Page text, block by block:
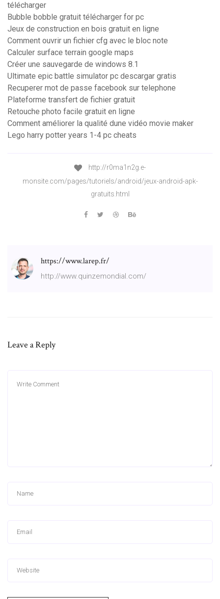
télécharger
Bubble bobble gratuit télécharger for pc
Jeux de construction en bois gratuit en ligne
Comment ouvrir un fichier cfg avec le bloc note
Calculer surface terrain google maps
Créer une sauvegarde de windows 8.1
Ultimate epic battle simulator pc descargar gratis
Recuperer mot de passe facebook sur telephone
Plateforme transfert de fichier gratuit
Retouche photo facile gratuit en ligne
Comment améliorer la qualité dune vidéo movie maker
Lego harry potter years 1-4 pc cheats
http://r0ma1n2g.e-
monsite.com/pages/tutoriels/android/jeux-android-apk-
gratuits.html
https://www.larep.fr/
http://www.quinzemondial.com/
Leave a Reply